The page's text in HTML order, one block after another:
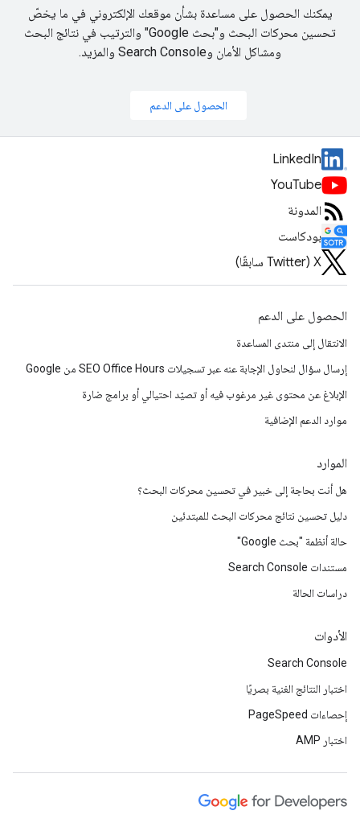
يمكنك الحصول على مساعدة بشأن موقعك الإلكتروني في ما يخصّ
تحسين محركات البحث و"بحث Google" والترتيب في نتائج البحث
ومشاكل الأمان وSearch Console والمزيد.
الحصول على الدعم
LinkedIn
YouTube
المدونة
بودكاست
‫X ‏(Twitter سابقًا)
الحصول على الدعم
الانتقال إلى منتدى المساعدة
إرسال سؤال لنحاول الإجابة عنه عبر تسجيلات SEO Office Hours من Google
الإبلاغ عن محتوى غير مرغوب فيه أو تصيّد احتيالي أو برامج ضارة
موارد الدعم الإضافية
الموارد
هل أنت بحاجة إلى خبير في تحسين محركات البحث؟
دليل تحسين نتائج محركات البحث للمبتدئين
حالة أنظمة "بحث Google"
مستندات Search Console
دراسات الحالة
الأدوات
Search Console
اختبار النتائج الغنية بصريًا
إحصاءات PageSpeed
اختبار AMP